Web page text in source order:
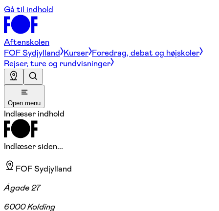
Gå til indhold
Aftenskolen
FOF Sydjylland Kurser Foredrag, debat og højskoler
Rejser, ture og rundvisninger
Open menu
Indlæser indhold
Indlæser siden...
FOF Sydjylland
Ågade 27
6000 Kolding